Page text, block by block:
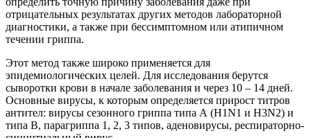
отрицательных результатах других методов лабораторной
диагностики, а также при бессимптомном или атипичном
течении гриппа.
Этот метод также широко применяется для
эпидемиологических целей. Для исследования берутся
сыворотки крови в начале заболевания и через 10 – 14 дней.
Основные вирусы, к которым определяется прирост титров
антител: вирусы сезонного гриппа типа А (H1N1 и H3N2) и
типа В, парагриппа 1, 2, 3 типов, аденовирусы, респираторно-